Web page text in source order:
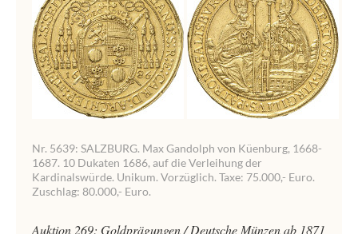
Nr. 5639: SALZBURG. Max Gandolph von Küenburg, 1668-
1687. 10 Dukaten 1686, auf die Verleihung der
Kardinalswürde. Unikum. Vorzüglich. Taxe: 75.000,- Euro.
Zuschlag: 80.000,- Euro.
Auktion 269: Goldprägungen / Deutsche Münzen ab 1871